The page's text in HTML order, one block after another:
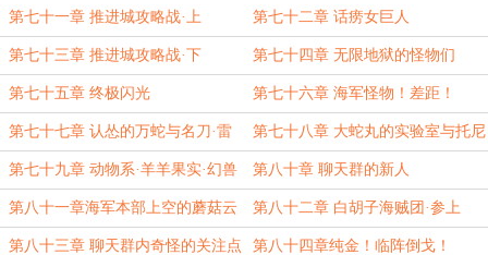
元币 危！
第七十一章 推进城攻略战·上 第七十二章 话痨女巨人
第七十三章 推进城攻略战·下 第七十四章 无限地狱的怪物们
第七十五章 终极闪光 第七十六章 海军怪物！差距！
第七十七章 认怂的万蛇与名刀·雷
雨
第七十八章 大蛇丸的实验室与托尼
的侏罗纪公园
第七十九章 动物系·羊羊果实·幻兽
种·奇美拉形态！
第八十章 聊天群的新人
第八十一章海军本部上空的蘑菇云 第八十二章 白胡子海贼团·参上
第八十三章 聊天群内奇怪的关注点 第八十四章纯金！临阵倒戈！